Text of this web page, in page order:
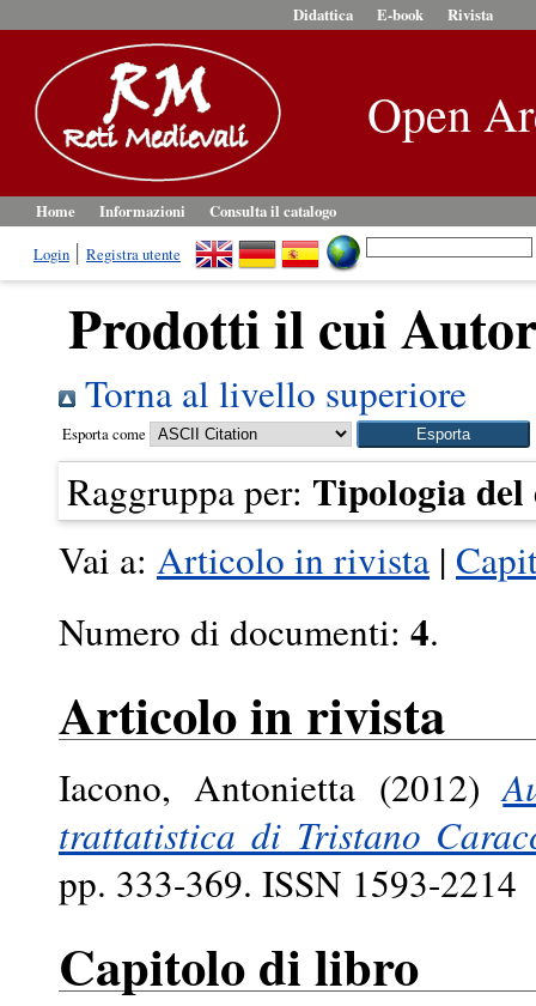
Didattica E-book Rivista
Open
Home Informazioni
Consulta il catalogo
Login
Registra utente
Prodotti il cui
Torna al livello superiore
Esporta come
Raggruppa per: Tipologia del
Vai a: Articolo in rivista |
Numero di documenti: 4.
Articolo in rivista
Iacono, Antonietta (2012)
trattatistica di Tristano
pp. 333-369. ISSN 1593-2214
Capitolo di libro